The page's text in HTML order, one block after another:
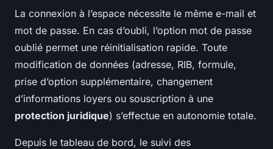
La connexion à l’espace nécessite le même e-mail et
mot de passe. En cas d’oubli, l’option mot de passe
oublié permet une réinitialisation rapide. Toute
modification de données (adresse, RIB, formule,
prise d’option supplémentaire, changement
d’informations loyers ou souscription à une
protection juridique) s’effectue en autonomie totale.
Depuis le tableau de bord, le suivi des